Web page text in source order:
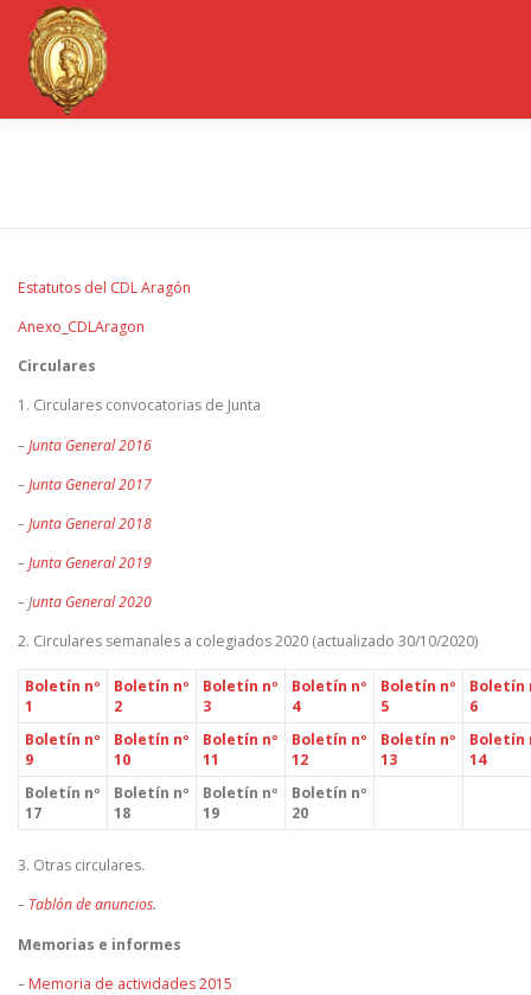
contenido
CONGRESOS
Estatutos del CDL Aragón
Anexo_CDLAragon
Circulares
1. Circulares convocatorias de Junta
–Junta General 2016
–Junta General 2017
–Junta General 2018
–Junta General 2019
– Junta General 2020
2. Circulares semanales a colegiados 2020 (actualizado 30/10/2020)
Boletín nº
1
Boletín nº
2
Boletín nº
3
Boletín nº
4
Boletín nº
5
Boletín
6
Boletín nº
9
Boletín nº
10
Boletín nº
11
Boletín nº
12
Boletín nº
13
Boletín
14
Boletín nº
17
Boletín nº
18
Boletín nº
19
Boletín nº
20
3. Otras circulares.
– Tablón de anuncios.
Memorias e informes
– Memoria de actividades 2015